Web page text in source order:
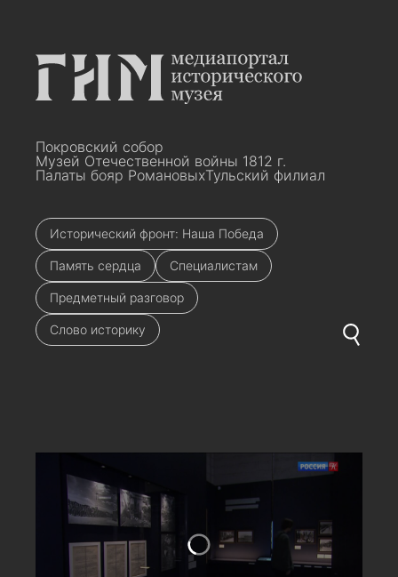
Покровский собор
Музей Отечественной войны 1812 г.
Палаты бояр РомановыхТульский филиал
Исторический фронт: Наша Победа
Память сердца Специалистам
Предметный разговор
Слово историку